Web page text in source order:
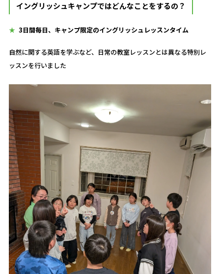
イングリッシュキャンプではどんなことをするの？
3日間毎日、キャンプ限定のイングリッシュレッスンタイム
自然に関する英語を学ぶなど、日常の教室レッスンとは異なる特別レ
ッスンを行いました